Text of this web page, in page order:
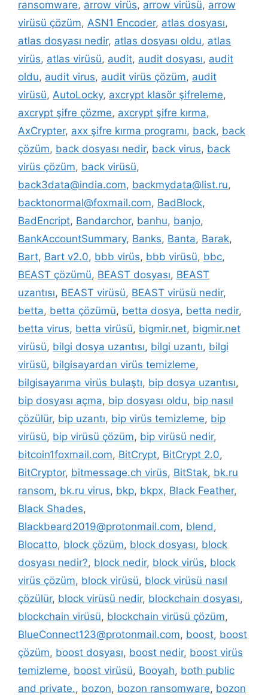
ransomware, arrow virüs, arrow virüsü, arrow
virüsü çözüm, ASN1 Encoder, atlas dosyası,
atlas dosyası nedir, atlas dosyası oldu, atlas
virüs, atlas virüsü, audit, audit dosyası, audit
oldu, audit virus, audit virüs çözüm, audit
virüsü, AutoLocky, axcrypt klasör şifreleme,
axcrypt şifre çözme, axcrypt şifre kırma,
AxCrypter, axx şifre kırma programı, back, back
çözüm, back dosyası nedir, back virus, back
virüs çözüm, back virüsü,
back3data@india.com, backmydata@list.ru,
backtonormal@foxmail.com, BadBlock,
BadEncript, Bandarchor, banhu, banjo,
BankAccountSummary, Banks, Banta, Barak,
Bart, Bart v2.0, bbb virüs, bbb virüsü, bbc,
BEAST çözümü, BEAST dosyası, BEAST
uzantısı, BEAST virüsü, BEAST virüsü nedir,
betta, betta çözümü, betta dosya, betta nedir,
betta virus, betta virüsü, bigmir.net, bigmir.net
virüsü, bilgi dosya uzantısı, bilgi uzantı, bilgi
virüsü, bilgisayardan virüs temizleme,
bilgisayarıma virüs bulaştı, bip dosya uzantısı,
bip dosyası açma, bip dosyası oldu, bip nasıl
çözülür, bip uzantı, bip virüs temizleme, bip
virüsü, bip virüsü çözüm, bip virüsü nedir,
bitcoin1foxmail.com, BitCrypt, BitCrypt 2.0,
BitCryptor, bitmessage.ch virüs, BitStak, bk.ru
ransom, bk.ru virus, bkp, bkpx, Black Feather,
Black Shades,
Blackbeard2019@protonmail.com, blend,
Blocatto, block çözüm, block dosyası, block
dosyası nedir?, block nedir, block virüs, block
virüs çözüm, block virüsü, block virüsü nasıl
çözülür, block virüsü nedir, blockchain dosyası,
blockchain virüsü, blockchain virüsü çözüm,
BlueConnect123@protonmail.com, boost, boost
çözüm, boost dosyası, boost nedir, boost virüs
temizleme, boost virüsü, Booyah, both public
and private., bozon, bozon ransomware, bozon